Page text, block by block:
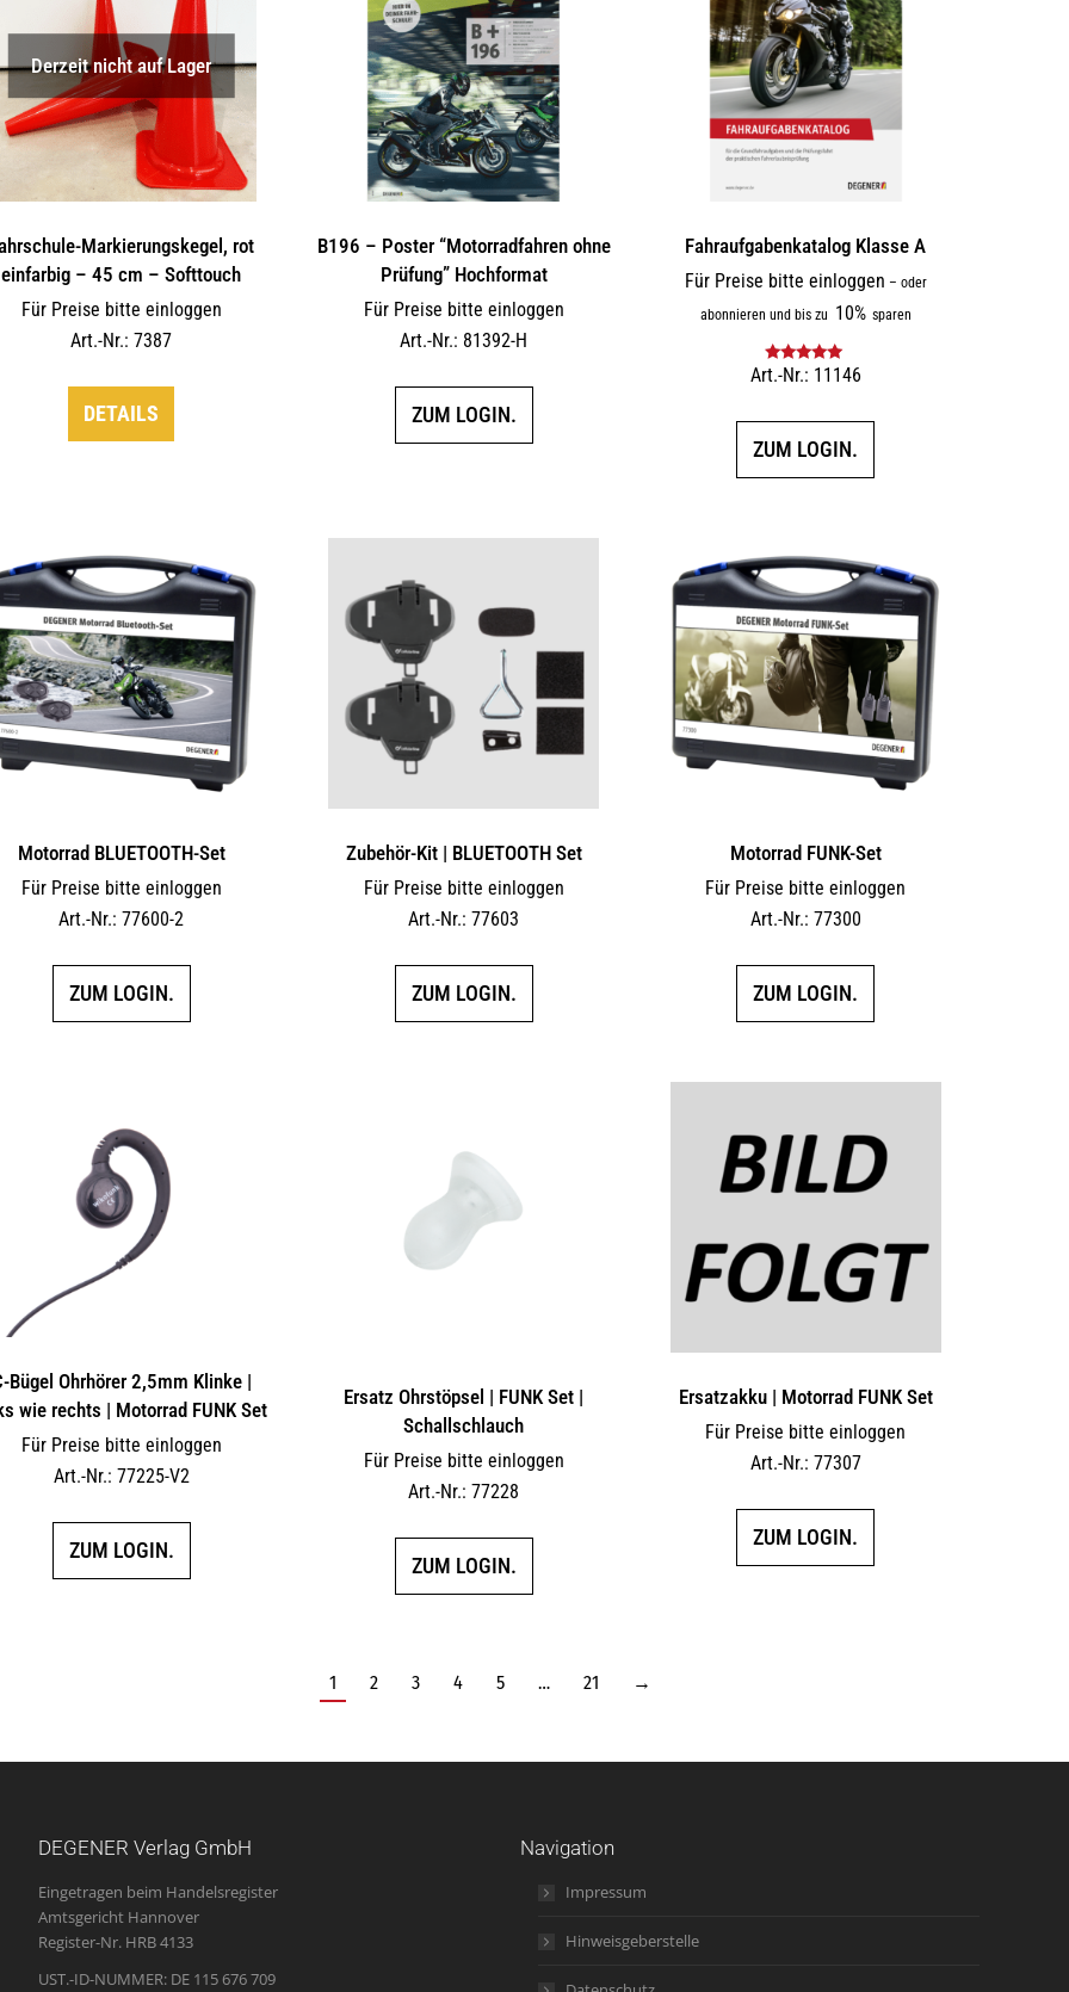
auf
der
Produktseite
gewählt
werden
Derzeit nicht auf Lager
Markierungskegel, rot
einfarbig – 45 cm – Softtouch
Für Preise bitte einloggen
Art.-Nr.: 7387
DETAILS
B196 – Poster “Motorradfahren ohne
Prüfung” Hochformat
Für Preise bitte einloggen
Art.-Nr.: 81392-H
ZUM LOGIN.
Fahraufgabenkatalog Klasse A
Für Preise bitte einloggen – oder
abonnieren und bis zu 10% sparen
Bewertet mit
Art.-Nr.: 11146
ZUM LOGIN.
Motorrad BLUETOOTH-Set
Für Preise bitte einloggen
Art.-Nr.: 77600-2
ZUM LOGIN.
Zubehör-Kit | BLUETOOTH Set
Für Preise bitte einloggen
Art.-Nr.: 77603
ZUM LOGIN.
Motorrad FUNK-Set
Für Preise bitte einloggen
Art.-Nr.: 77300
ZUM LOGIN.
Bügel Ohrhörer 2,5mm Klinke |
wie rechts | Motorrad FUNK Set
Für Preise bitte einloggen
Art.-Nr.: 77225-V2
ZUM LOGIN.
Ersatz Ohrstöpsel | FUNK Set |
Schallschlauch
Für Preise bitte einloggen
Art.-Nr.: 77228
ZUM LOGIN.
Ersatzakku | Motorrad FUNK Set
Für Preise bitte einloggen
Art.-Nr.: 77307
ZUM LOGIN.
1 2 3 4 5 … 21 →
DEGENER Verlag GmbH
Eingetragen beim Handelsregister
Amtsgericht Hannover
Register-Nr. HRB 4133
UST.-ID-NUMMER: DE 115 676 709
Navigation
Impressum
Hinweisgeberstelle